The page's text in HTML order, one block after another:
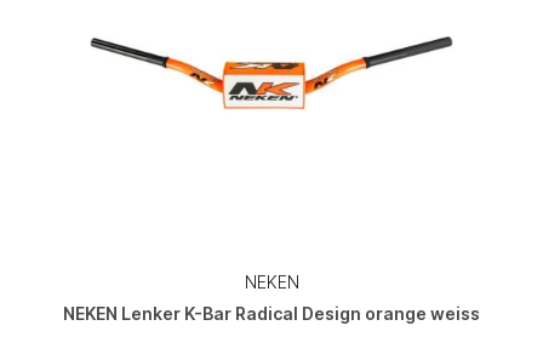
NEKEN
NEKEN Lenker K-Bar Radical Design orange weiss